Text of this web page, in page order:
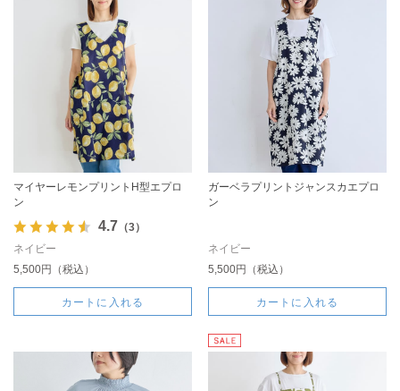
マイヤーレモンプリントH型エプロ
ン
4.7 （3）
ネイビー
5,500円（税込）
カートに入れる
ガーベラプリントジャンスカエプロ
ン
ネイビー
5,500円（税込）
カートに入れる